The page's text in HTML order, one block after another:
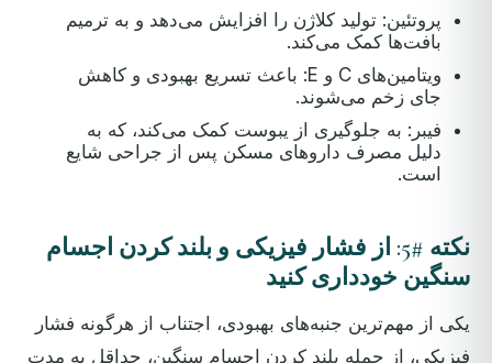
پروتئین: تولید کلاژن را افزایش می‌دهد و به ترمیم
بافت‌ها کمک می‌کند.
ویتامین‌های C و E: باعث تسریع بهبودی و کاهش
جای زخم می‌شوند.
فیبر: به جلوگیری از یبوست کمک می‌کند، که به
دلیل مصرف داروهای مسکن پس از جراحی شایع
است.
نکته #5: از فشار فیزیکی و بلند کردن اجسام
سنگین خودداری کنید
یکی از مهم‌ترین جنبه‌های بهبودی، اجتناب از هرگونه فشار
فیزیکی، از جمله بلند کردن اجسام سنگین، حداقل به مدت